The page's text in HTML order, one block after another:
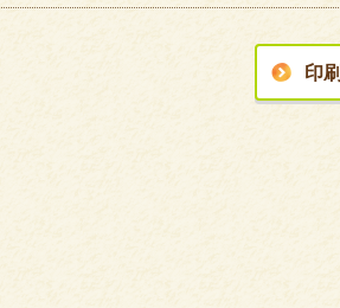
印刷